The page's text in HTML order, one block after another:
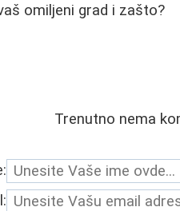
omiljeni grad i zašto?
Trenutno nema